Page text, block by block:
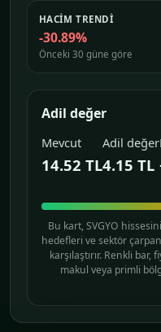
HACIM TRENDI
-30.89%
Önceki 30 güne göre
Adil değer
Mevcut
14.52 TL
Adil değer
4.15 TL
Bu kart, SVGYO
hedefleri ve sektör
karşılaştırır. Renkli
makul veya primli